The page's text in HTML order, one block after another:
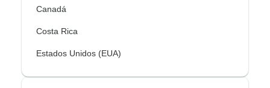
Canadá
Costa Rica
Estados Unidos (EUA)